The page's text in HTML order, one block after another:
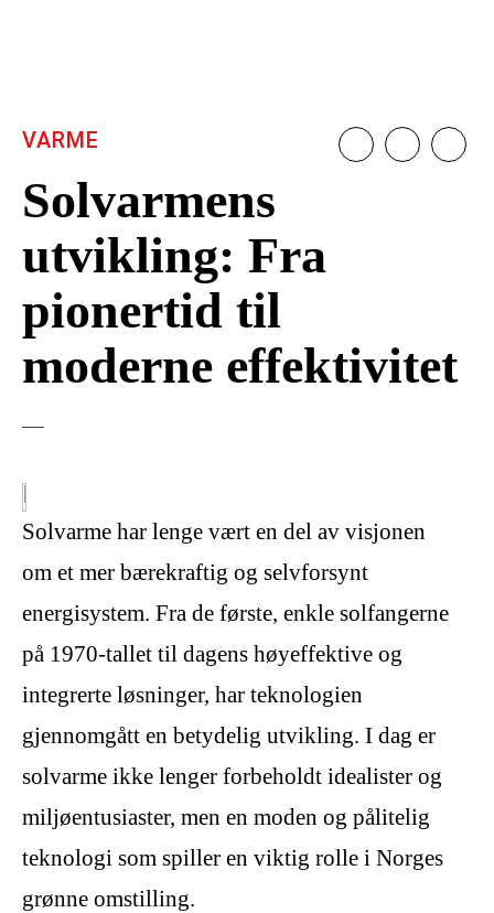
Solvarmens
utvikling: Fra
pionertid til
moderne effektivitet
VARME
Solvarme har lenge vært en del av visjonen
om et mer bærekraftig og selvforsynt
energisystem. Fra de første, enkle solfangerne
på 1970-tallet til dagens høyeffektive og
integrerte løsninger, har teknologien
gjennomgått en betydelig utvikling. I dag er
solvarme ikke lenger forbeholdt idealister og
miljøentusiaster, men en moden og pålitelig
teknologi som spiller en viktig rolle i Norges
grønne omstilling.